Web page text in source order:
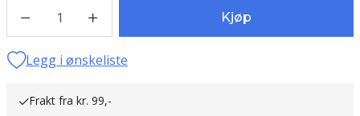
1 Kjøp
Legg i ønskeliste
Frakt fra kr. 99,-